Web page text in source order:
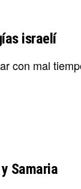
israelí
con mal
Samaria